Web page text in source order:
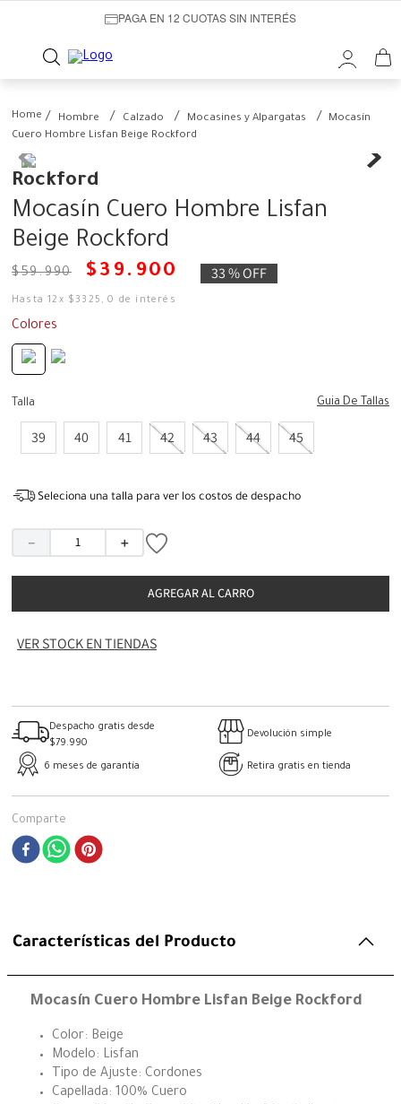
PAGA EN 12 CUOTAS SIN INTERÉS
Hombre Calzado Mocasines y Alpargatas
Mocasín
Cuero Hombre Lisfan Beige Rockford
Rockford
Mocasín Cuero Hombre Lisfan
Beige Rockford
$59.990 $ 39 . 900 33 %OFF
Hasta12 x $ 3325 ,0 de interés
Colores
Talla Guia De Tallas
39 40 41 42 43 44 45
Seleciona una talla para ver los costos de despacho
＋
－
AGREGAR AL CARRO
VER STOCK EN TIENDAS
Despacho gratis desde
$79.990
Devolución simple
6 meses de garantía Retira gratis en tienda
Comparte
Características del Producto
Mocasín Cuero Hombre Lisfan Beige Rockford
Color: Beige
Modelo: Lisfan
Tipo de Ajuste: Cordones
Capellada: 100% Cuero